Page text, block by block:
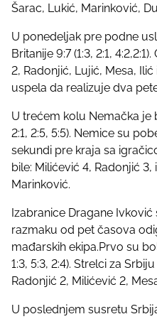
Šarac, Lukić, Marinković,
U ponedeljak pre podne
Britanije 9:7 (1:3, 2:1,
2, Radonjić, Lujić, Mesa,
uspela da realizuje dva
U trećem kolu Nemačka je
2:1, 2:5, 5:5). Nemice su
sekundi pre kraja sa
bile: Milićević 4, Radonjić 3,
Marinković.
Izabranice Dragane
razmaku od pet časova
mađarskih ekipa.Prvo su
1:3, 5:3, 2:4). Strelci za
Radonjić 2, Milićević 2,
U poslednjem susretu